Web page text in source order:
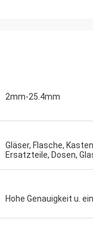
2mm-25.4mm
Gläser, Flasche,
Ersatzteile, Dosen,
Hohe Genauigkeit u.